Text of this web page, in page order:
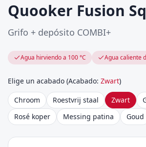
Quooker Fusion
Grifo + depósito COMBI+
Agua hirviendo a 100 °C Agua caliente
Elige un acabado (Acabado: Zwart)
Chroom Roestvrij staal Zwart
Rosé koper
Messing patina Goud